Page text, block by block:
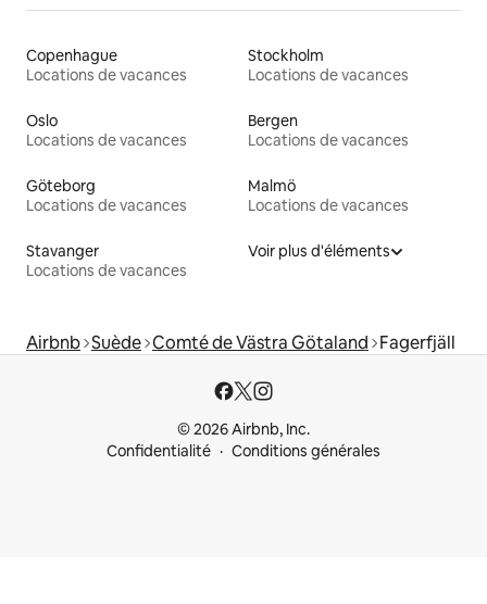
Copenhague
Locations de vacances
Stockholm
Locations de vacances
Oslo
Locations de vacances
Bergen
Locations de vacances
Göteborg
Locations de vacances
Malmö
Locations de vacances
Stavanger
Locations de vacances
Voir plus d'éléments
Airbnb Suède Comté de Västra Götaland Fagerfjäll
© 2026 Airbnb, Inc.
Confidentialité
Conditions générales